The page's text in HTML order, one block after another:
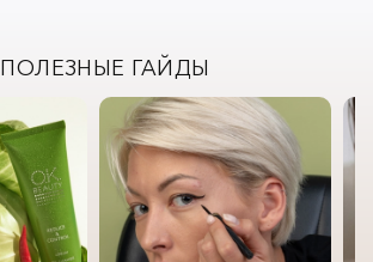
ПОЛЕЗНЫЕ ГАЙДЫ